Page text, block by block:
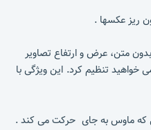
ریز عکسها .
متن، عرض و ارتفاع تصاویر
خواهید تنظیم کرد. این ویژگی با
که ماوس به جای حرکت می کند .